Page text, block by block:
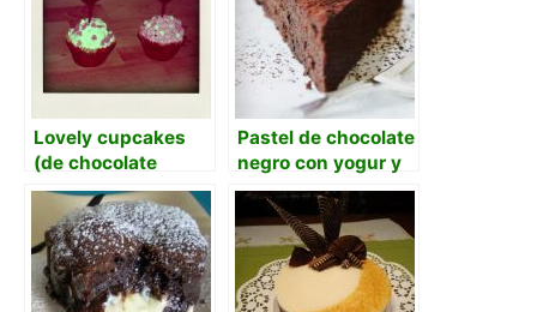
Lovely cupcakes
(de chocolate
blanco y crema de
queso)
Pastel de chocolate
negro con yogur y
cobertura de
chocolate